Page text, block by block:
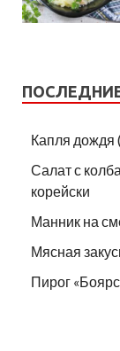
Капля дождя
Салат с
корейски
Манник на
Мясная
Пирог